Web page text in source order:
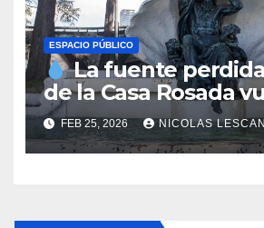
ESPACIO PÚBLICO
La fuente
de la Casa Rosada
escena tras casi un
FEB 25, 2026 NICOLAS